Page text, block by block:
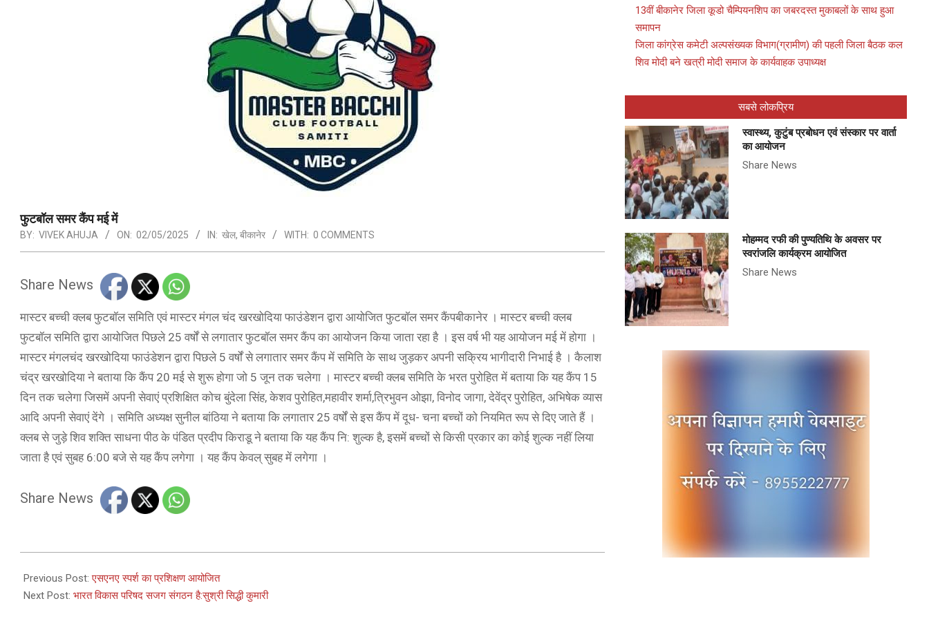
फुटबॉल समर कैंप मई में
BY: VIVEK AHUJA ON: 02/05/2025 IN: खेल, बीकानेर WITH: 0 COMMENTS
Share News
मास्टर बच्ची क्लब फुटबॉल समिति एवं मास्टर मंगल चंद खरखोदिया फाउंडेशन द्वारा आयोजित फुटबॉल समर कैंपबीकानेर । मास्टर बच्ची क्लब
फुटबॉल समिति द्वारा आयोजित पिछले 25 वर्षों से लगातार फुटबॉल समर कैंप का आयोजन किया जाता रहा है । इस वर्ष भी यह आयोजन मई में होगा ।
मास्टर मंगलचंद खरखोदिया फाउंडेशन द्वारा पिछले 5 वर्षों से लगातार समर कैंप में समिति के साथ जुड़कर अपनी सक्रिय भागीदारी निभाई है । कैलाश
चंद्र खरखोदिया ने बताया कि कैंप 20 मई से शुरू होगा जो 5 जून तक चलेगा । मास्टर बच्ची क्लब समिति के भरत पुरोहित में बताया कि यह कैंप 15
दिन तक चलेगा जिसमें अपनी सेवाएं प्रशिक्षित कोच बुंदेला सिंह, केशव पुरोहित,महावीर शर्मा,त्रिभुवन ओझा, विनोद जागा, देवेंद्र पुरोहित, अभिषेक व्यास
आदि अपनी सेवाएं देंगे । समिति अध्यक्ष सुनील बांठिया ने बताया कि लगातार 25 वर्षों से इस कैंप में दूध- चना बच्चों को नियमित रूप से दिए जाते हैं ।
क्लब से जुड़े शिव शक्ति साधना पीठ के पंडित प्रदीप किराडू ने बताया कि यह कैंप नि: शुल्क है, इसमें बच्चों से किसी प्रकार का कोई शुल्क नहीं लिया
जाता है एवं सुबह 6:00 बजे से यह कैंप लगेगा । यह कैंप केवल् सुबह में लगेगा ।
Share News
05-
02
Previous Post:एसएनए स्पर्श का प्रशिक्षण आयोजित
Next Post: भारत विकास परिषद सजग संगठन है:सुश्री सिद्धी कुमारी
13वीं बीकानेर जिला कूडो चैम्पियनशिप का जबरदस्त मुकाबलों के साथ हुआ
समापन
जिला कांग्रेस कमेटी अल्पसंख्यक विभाग(ग्रामीण) की पहली जिला बैठक कल
शिव मोदी बने खत्री मोदी समाज के कार्यवाहक उपाध्यक्ष
सबसे लोकप्रिय
स्वास्थ्य, कुटुंब प्रबोधन एवं संस्कार पर वार्ता
का आयोजन
Share News
मोहम्मद रफी की पुण्यतिथि के अवसर पर
स्वरांजलि कार्यक्रम आयोजित
Share News